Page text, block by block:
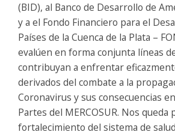
(BID), al Banco de Desarrollo de
y a el Fondo Financiero para el
Países de la Cuenca de la Plata –
evalúen en forma conjunta líneas
contribuyan a enfrentar
derivados del combate a la
Coronavirus y sus consecuencias
Partes del MERCOSUR. Nos queda
fortalecimiento del sistema de